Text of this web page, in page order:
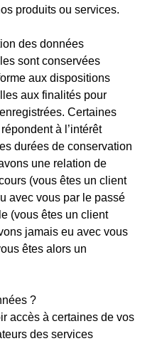
produits ou services.
des données
sont conservées
aux dispositions
aux finalités pour
Certaines
à l’intérêt
durées de conservation
une relation de
(vous êtes un client
avec vous par le passé
(vous êtes un client
jamais eu avec vous
êtes alors un
?
accès à certaines de vos
des services